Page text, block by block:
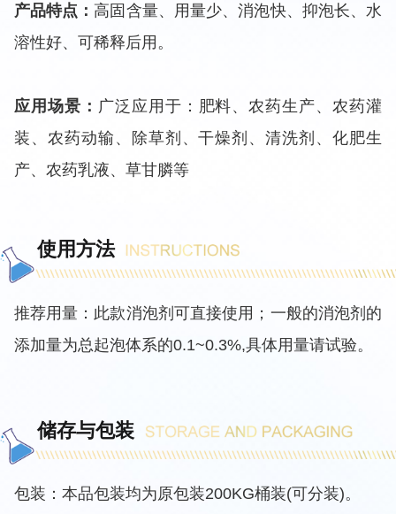
产品特点： 高固含量、用量少、消泡快、抑泡长、水
溶性好、可稀释后用。
应用场景： 广泛应用于：肥料、农药生产、农药灌
装、农药动输、除草剂、干燥剂、清洗剂、化肥生
产、农药乳液、草甘膦等
使用方法
推荐用量：此款消泡剂可直接使用；一般的消泡剂的
添加量为总起泡体系的0.1~0.3%,具体用量请试验。
储存与包装
包装：本品包装均为原包装200KG桶装(可分装)。